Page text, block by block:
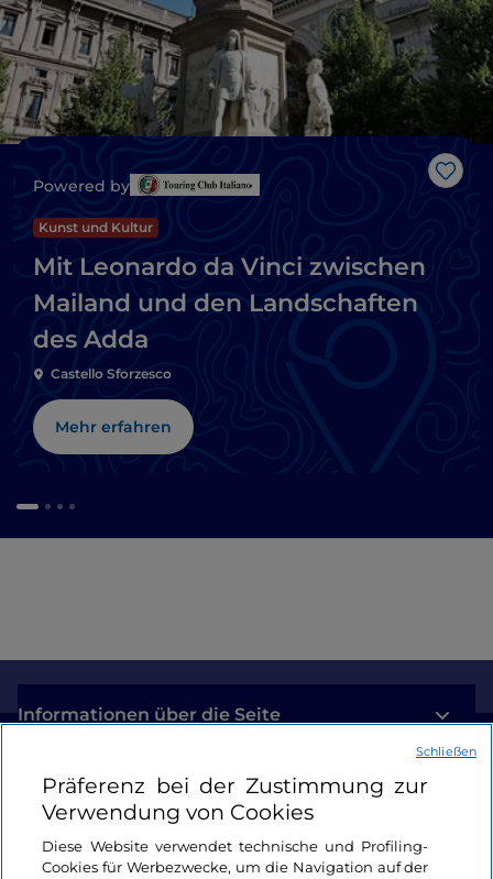
Like
Powered by
Kunst und Kultur
Mit Leonardo da Vinci zwischen
Mailand und den Landschaften
des Adda
Castello Sforzesco
Mehr erfahren
Informationen über die Seite
Nützliche Links
Login
Präferenz bei der Zustimmung zur
Verwendung von Cookies
Diese Website verwendet technische und Profiling-
Cookies für Werbezwecke, um die Navigation auf der
Schließen